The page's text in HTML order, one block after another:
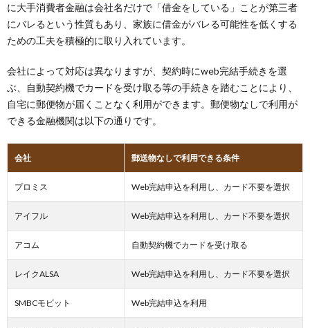
に大手消費者金融は会社名だけで「借金をしている」ことが第三者
にバレるという性質もあり、家族に借金がバレる可能性を低くする
ための工夫を積極的に取り入れています。
会社によって対応は異なりますが、契約時にweb完結手続きを選
ぶ、自動契約機でカードを受け取る等の手続きを踏むことにより、
自宅に郵便物が届くことなく利用ができます。郵便物なしで利用が
できる金融機関は以下の通りです。
会社 郵送物なしで利用できる条件
プロミス Web完結申込を利用し、カード不要を選択
アイフル Web完結申込を利用し、カード不要を選択
アコム 自動契約機でカードを受け取る
レイクALSA Web完結申込を利用し、カード不要を選択
SMBCモビット Web完結申込を利用